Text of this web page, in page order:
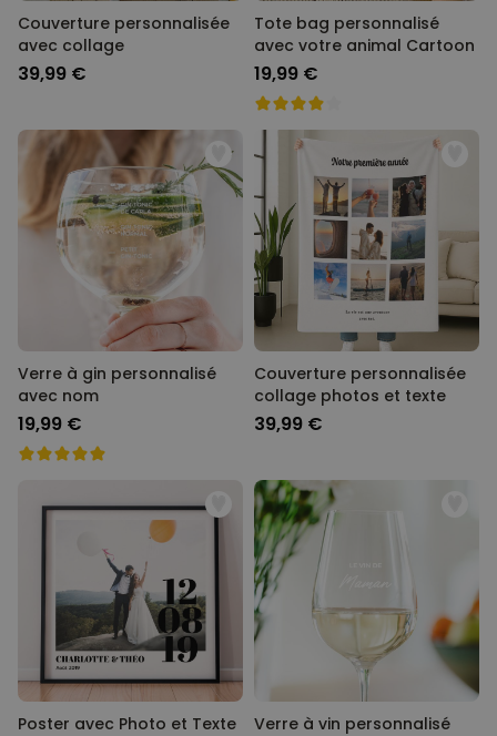
Couverture personnalisée
avec collage
39,99 €
Tote bag personnalisé
avec votre animal Cartoon
19,99 €
Verre à gin personnalisé
avec nom
19,99 €
Couverture personnalisée
collage photos et texte
39,99 €
Poster avec Photo et Texte
Verre à vin personnalisé